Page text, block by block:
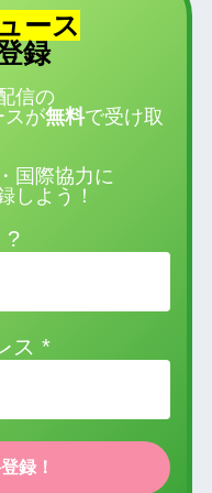
ース
録
信の
スが無料で受け取
国際協力に
しよう！
?
ス *